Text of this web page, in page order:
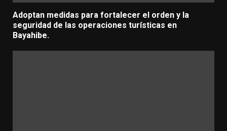
Adoptan medidas para fortalecer el orden y la
seguridad de las operaciones turísticas en
Bayahibe.